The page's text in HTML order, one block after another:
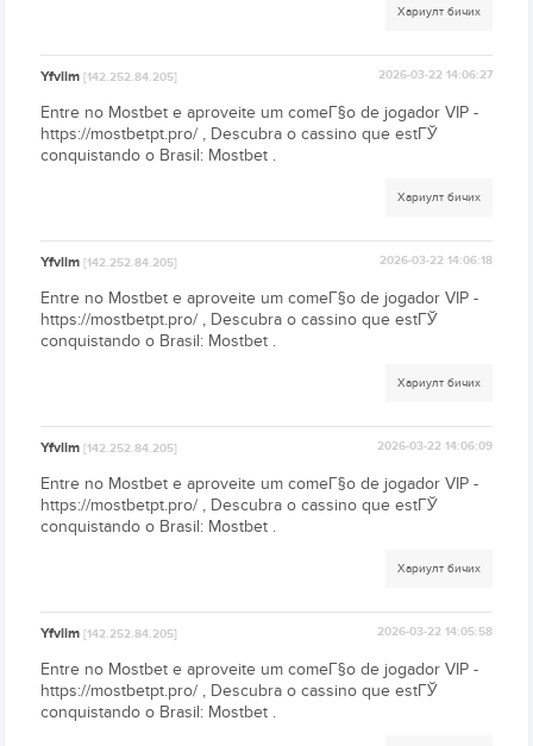
Хариулт бичих
Yfvlim[142.252.84.205] 2026-03-22 14:06:27
Entre no Mostbet e aproveite um comeГ§o de jogador VIP -
https://mostbetpt.pro/ , Descubra o cassino que estГЎ
conquistando o Brasil: Mostbet .
Хариулт бичих
Yfvlim[142.252.84.205] 2026-03-22 14:06:18
Entre no Mostbet e aproveite um comeГ§o de jogador VIP -
https://mostbetpt.pro/ , Descubra o cassino que estГЎ
conquistando o Brasil: Mostbet .
Хариулт бичих
Yfvlim[142.252.84.205] 2026-03-22 14:06:09
Entre no Mostbet e aproveite um comeГ§o de jogador VIP -
https://mostbetpt.pro/ , Descubra o cassino que estГЎ
conquistando o Brasil: Mostbet .
Хариулт бичих
Yfvlim[142.252.84.205] 2026-03-22 14:05:58
Entre no Mostbet e aproveite um comeГ§o de jogador VIP -
https://mostbetpt.pro/ , Descubra o cassino que estГЎ
conquistando o Brasil: Mostbet .